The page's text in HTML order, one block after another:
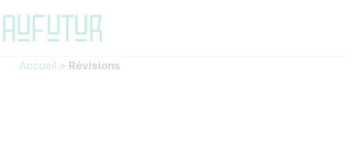
Accueil » Révisions